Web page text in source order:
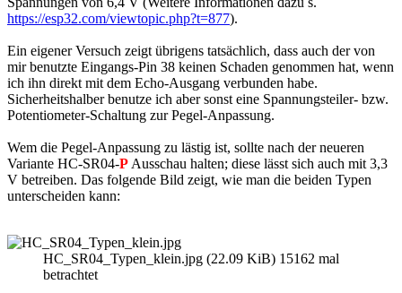
https://esp32.com/viewtopic.php?t=877).
Ein eigener Versuch zeigt übrigens tatsächlich, dass auch der von
mir benutzte Eingangs-Pin 38 keinen Schaden genommen hat, wenn
ich ihn direkt mit dem Echo-Ausgang verbunden habe.
Sicherheitshalber benutze ich aber sonst eine Spannungsteiler- bzw.
Potentiometer-Schaltung zur Pegel-Anpassung.
Wem die Pegel-Anpassung zu lästig ist, sollte nach der neueren
Variante HC-SR04-P Ausschau halten; diese lässt sich auch mit 3,3
V betreiben. Das folgende Bild zeigt, wie man die beiden Typen
unterscheiden kann:
HC_SR04_Typen_klein.jpg (22.09 KiB) 15162 mal
betrachtet